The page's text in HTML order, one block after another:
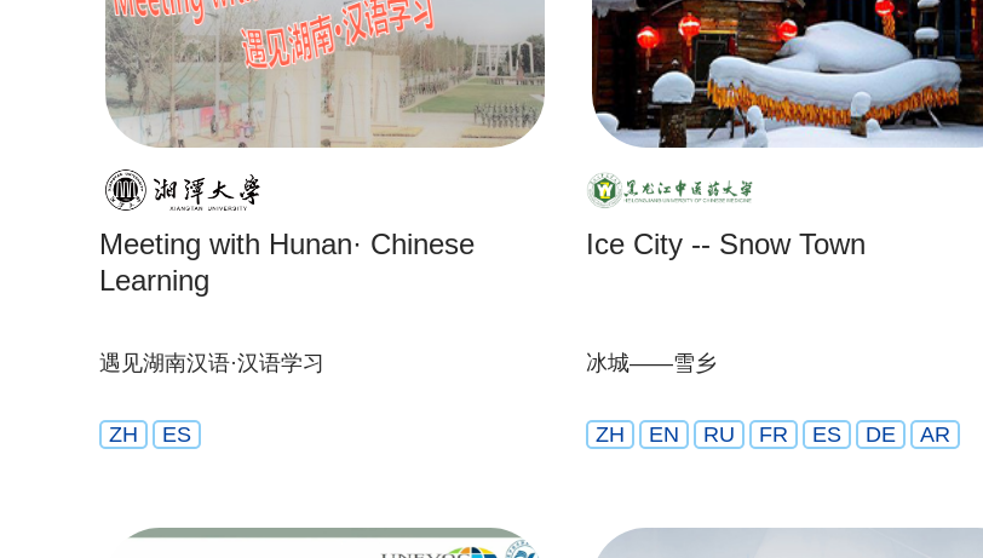
Meeting with Hunan· Chinese
Learning
遇见湖南汉语·汉语学习
ZH ES
Ice City -- Snow Town
冰城——雪乡
ZH EN RU FR ES DE AR